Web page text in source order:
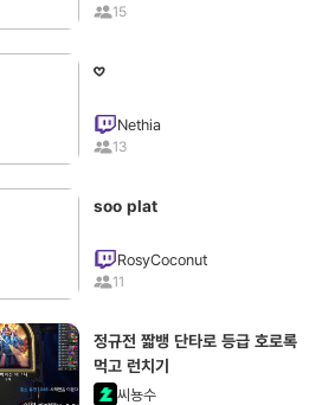
15
𖹭
Nethia
13
soo plat
RosyCoconut
11
정규전 짧뱅 단타로 등급 호로록
먹고 런치기
씨뇽수